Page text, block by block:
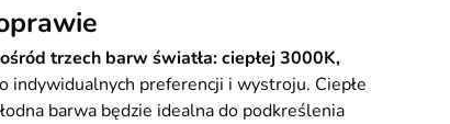
trzech barw światła: ciepłej 3000K,
indywidualnych preferencji i wystroju. Ciepłe
barwa będzie idealna do podkreślenia